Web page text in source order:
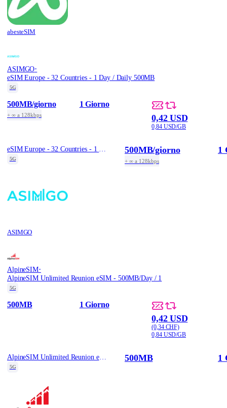
abesteSIM
ASIMGO·
eSIM Europe - 32 Countries - 1 Day / Daily 500MB
5G
500MB/giorno
+ ∞ a 128kbps
1 Giorno
0,42 USD
0,84 USD/GB
5G
ASIMGO
500MB/giorno
+ ∞ a 128kbps
1
AlpineSIM·
AlpineSIM Unlimited Reunion eSIM - 500MB/Day / 1
5G
500MB 1 Giorno
0,42 USD
(0,34 CHF)
0,84 USD/GB
AlpineSIM Unlimited Reunion eSIM - 500MB/Day / 1
5G
500MB 1